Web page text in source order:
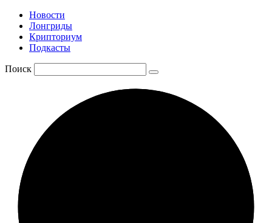
Новости
Лонгриды
Крипториум
Подкасты
Поиск